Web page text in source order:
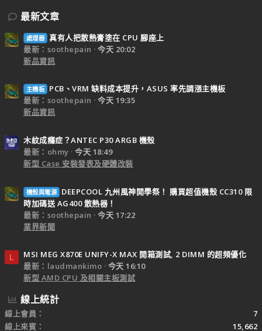
最新文章
處理器 真有人把散熱膏塗在 CPU 腳座上
最新：soothepain
今天 20:02
新品資訊
主機板
PCB、VRM 缺料成本提升，ASUS 率先調漲主機板
最新：soothepain
今天 19:35
新品資訊
木紋成癮症？ANTEC P30 ARGB 機殼
最新：ohmy
今天 18:49
新型 Case 安裝發表及硬體改裝
機殼與電源
DEEPCOOL 九州風神開學祭！ 購買超值機殼 CC310 限
時加碼送 AG400 散熱器！
最新：soothepain
今天 17:22
業界新聞
L
MSI MEG X870E UNIFY-X MAX 開箱測試, 2 DIMM 的超頻優化
最新：laudmankimo
今天 16:10
新型 AMD CPU 及相關主板測試
線上統計
線上會員
7
線上來賓
15,662